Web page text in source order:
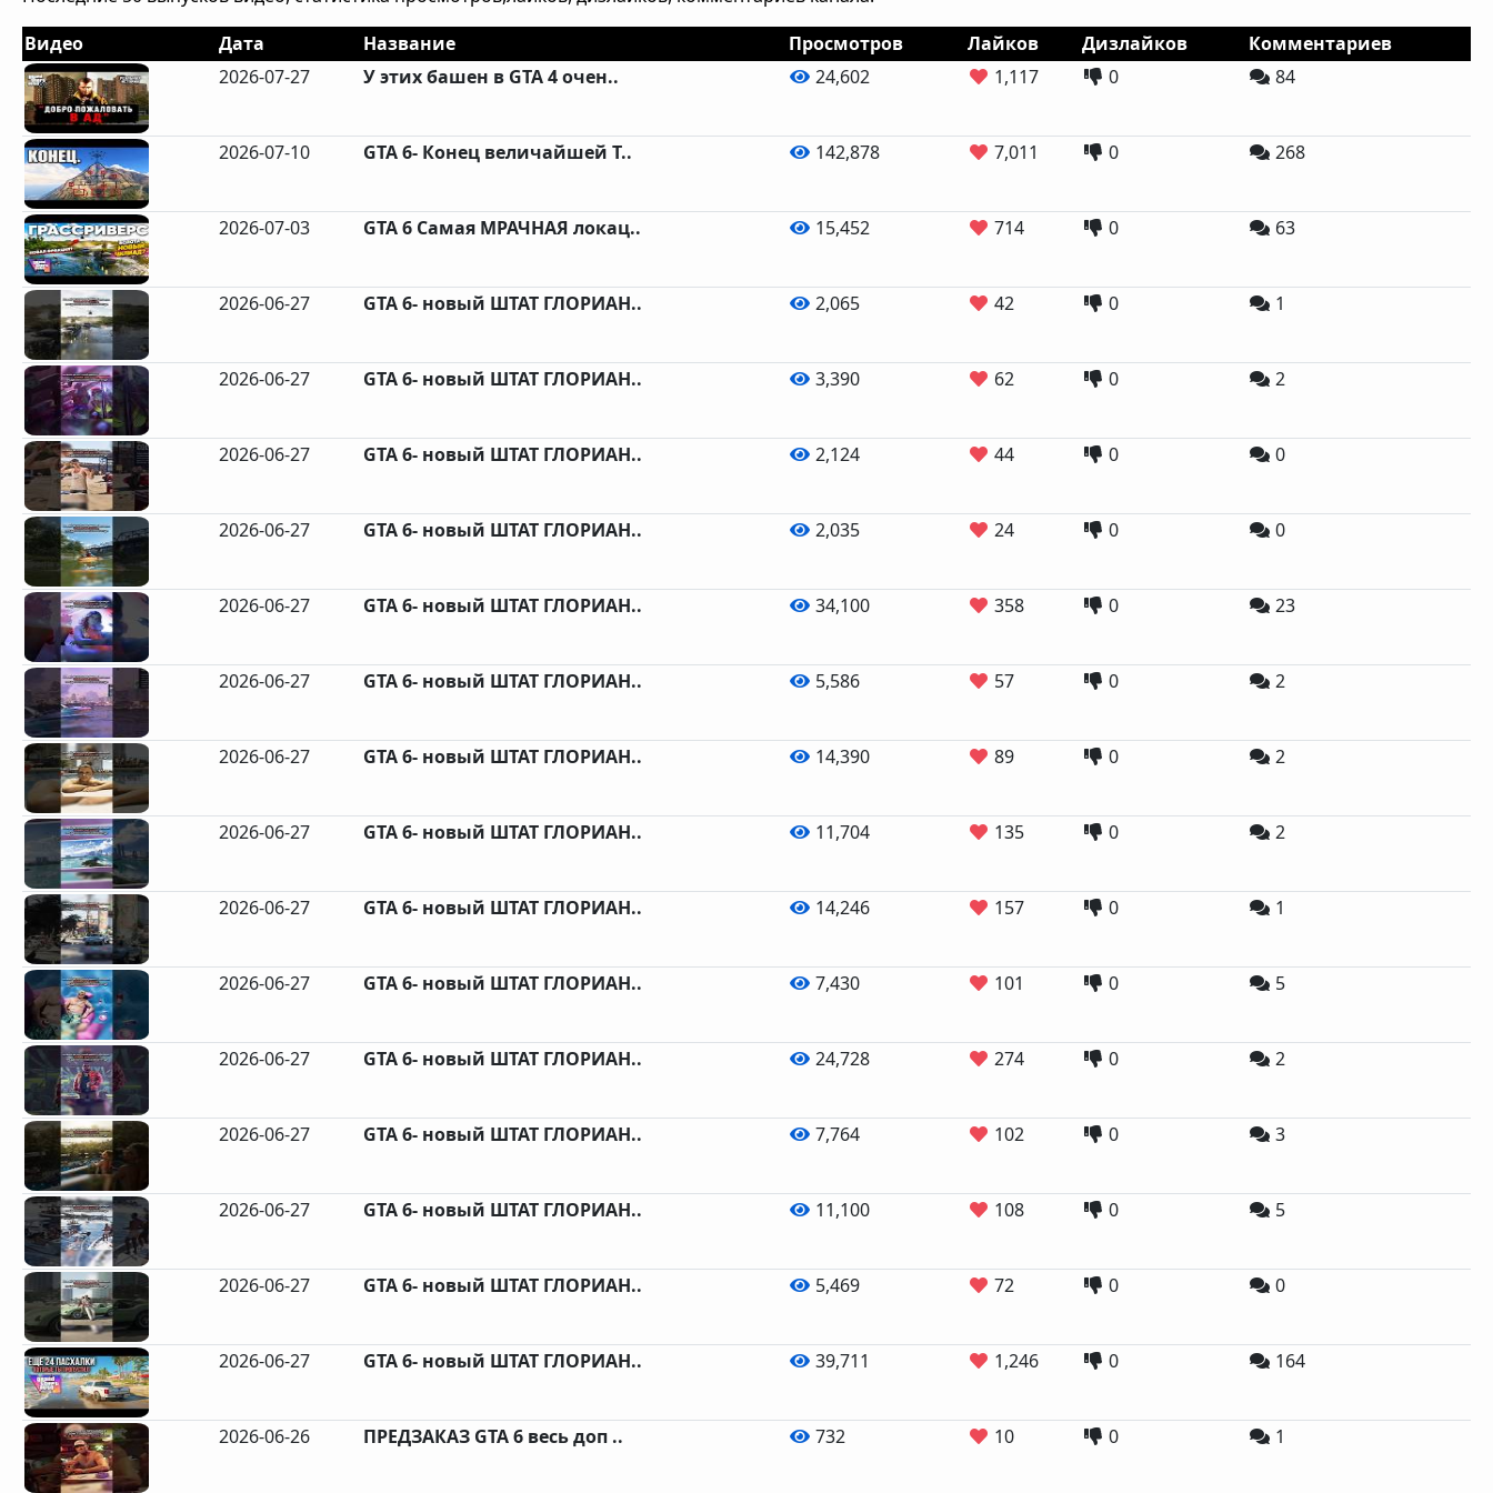
Видео
Дата Название Просмотров Лайков Дизлайков
Комментариев
2026-07-27
У этих башен в GTA 4 очен.. 24,602 1,117 0 84
2026-07-10 GTA 6- Конец величайшей Т.. 142,878 7,011 0 268
2026-07-03 GTA 6 Самая МРАЧНАЯ локац.. 15,452 714 0 63
2026-06-27 GTA 6- новый ШТАТ ГЛОРИАН.. 2,065 42 0 1
2026-06-27 GTA 6- новый ШТАТ ГЛОРИАН.. 3,390 62 0 2
2026-06-27 GTA 6- новый ШТАТ ГЛОРИАН.. 2,124 44 0 0
2026-06-27 GTA 6- новый ШТАТ ГЛОРИАН.. 2,035 24 0 0
2026-06-27 GTA 6- новый ШТАТ ГЛОРИАН.. 34,100 358 0 23
2026-06-27 GTA 6- новый ШТАТ ГЛОРИАН.. 5,586 57 0 2
2026-06-27 GTA 6- новый ШТАТ ГЛОРИАН.. 14,390 89 0 2
2026-06-27 GTA 6- новый ШТАТ ГЛОРИАН.. 11,704 135 0 2
2026-06-27 GTA 6- новый ШТАТ ГЛОРИАН.. 14,246 157 0 1
2026-06-27 GTA 6- новый ШТАТ ГЛОРИАН.. 7,430 101 0 5
2026-06-27 GTA 6- новый ШТАТ ГЛОРИАН.. 24,728 274 0 2
2026-06-27 GTA 6- новый ШТАТ ГЛОРИАН.. 7,764 102 0 3
2026-06-27 GTA 6- новый ШТАТ ГЛОРИАН.. 11,100 108 0 5
2026-06-27 GTA 6- новый ШТАТ ГЛОРИАН.. 5,469 72 0 0
2026-06-27 GTA 6- новый ШТАТ ГЛОРИАН.. 39,711 1,246 0 164
2026-06-26 ПРЕДЗАКАЗ GTA 6 весь доп .. 732 10 0 1